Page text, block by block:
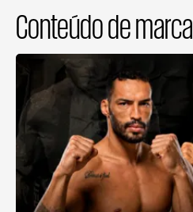
Conteúdo de marca